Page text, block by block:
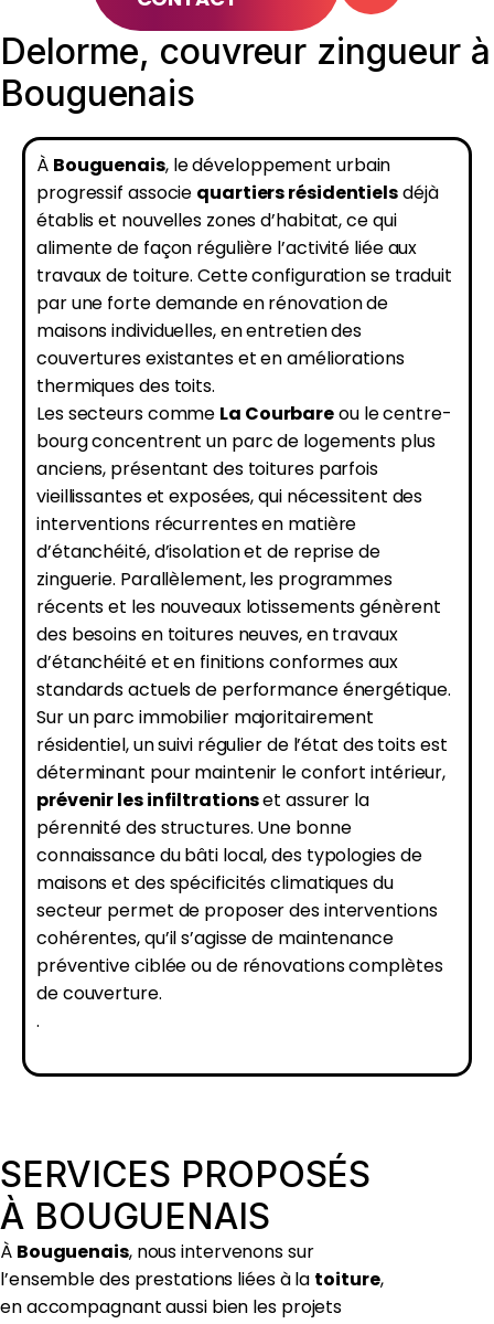
Delorme, couvreur zingueur à
Bouguenais
À Bouguenais, le développement urbain
progressif associe quartiers résidentielsdéjà
établis et nouvelles zones d’habitat, ce qui
alimente de façon régulière l’activité liée aux
travaux de toiture. Cette configuration se traduit
par une forte demande en rénovation de
maisons individuelles, en entretien des
couvertures existantes et en améliorations
thermiques des toits.
Les secteurs comme La Courbareou le centre-
bourg concentrent un parc de logements plus
anciens, présentant des toitures parfois
vieillissantes et exposées, qui nécessitent des
interventions récurrentes en matière
d’étanchéité, d’isolation et de reprise de
zinguerie. Parallèlement, les programmes
récents et les nouveaux lotissements génèrent
des besoins en toitures neuves, en travaux
d’étanchéité et en finitions conformes aux
standards actuels de performance énergétique.
Sur un parc immobilier majoritairement
résidentiel, un suivi régulier de l’état des toits est
déterminant pour maintenir le confort intérieur,
prévenir les infiltrationset assurer la
pérennité des structures. Une bonne
connaissance du bâti local, des typologies de
maisons et des spécificités climatiques du
secteur permet de proposer des interventions
cohérentes, qu’il s’agisse de maintenance
préventive ciblée ou de rénovations complètes
de couverture.
.
SERVICES PROPOSÉS
À BOUGUENAIS
À Bouguenais, nous intervenons sur
l’ensemble des prestations liées à la toiture,
en accompagnant aussi bien les projets